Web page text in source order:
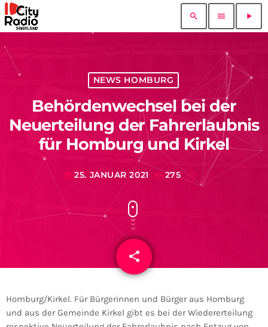
search menu play_arrow
NEWS HOMBURG
Behördenwechsel bei der
Neuerteilung der Fahrerlaubnis
für Homburg und Kirkel
today 25. JANUAR 2021 275
share
email
Homburg/Kirkel. Für Bürgerinnen und Bürger aus Homburg
und aus der Gemeinde Kirkel gibt es bei der Wiedererteilung